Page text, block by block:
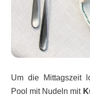
Um die Mittagszeit
Pool mit Nudeln mit